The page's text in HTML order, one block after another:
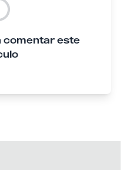
comentar este